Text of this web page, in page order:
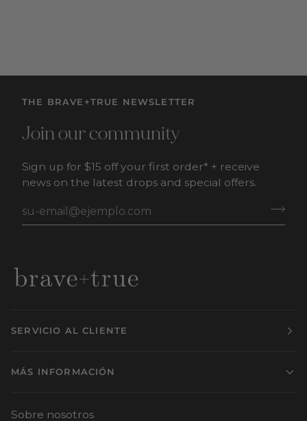
THE BRAVE+TRUE NEWSLETTER
Join our community
Sign up for $15 off your first order* + receive
news on the latest drops and special offers.
SERVICIO AL CLIENTE
MÁS INFORMACIÓN
Sobre nosotros